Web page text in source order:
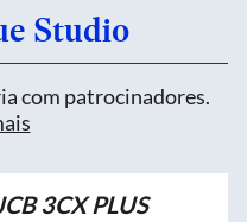
Studio
com patrocinadores.
3CX PLUS